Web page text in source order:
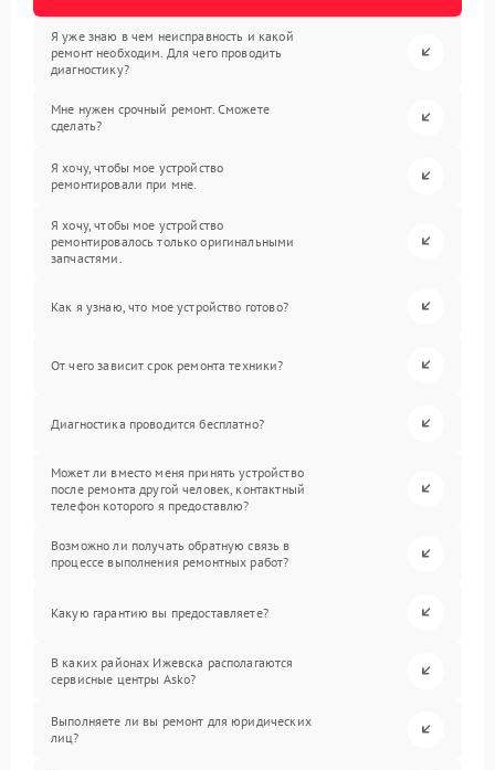
Я уже знаю в чем неисправность и какой
ремонт необходим. Для чего проводить
диагностику?
Мне нужен срочный ремонт. Сможете
сделать?
Я хочу, чтобы мое устройство
ремонтировали при мне.
Я хочу, чтобы мое устройство
ремонтировалось только оригинальными
запчастями.
Как я узнаю, что мое устройство готово?
От чего зависит срок ремонта техники?
Диагностика проводится бесплатно?
Может ли вместо меня принять устройство
после ремонта другой человек, контактный
телефон которого я предоставлю?
Возможно ли получать обратную связь в
процессе выполнения ремонтных работ?
Какую гарантию вы предоставляете?
В каких районах Ижевска располагаются
сервисные центры Asko?
Выполняете ли вы ремонт для юридических
лиц?